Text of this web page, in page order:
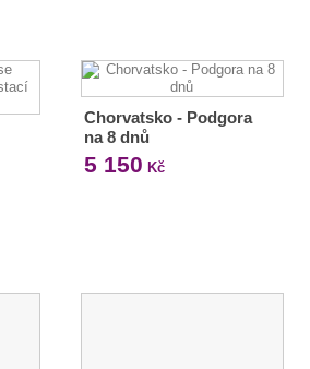
Chorvatsko - Podgora
na 8 dnů
5 150 Kč